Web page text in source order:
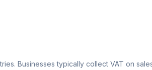
Businesses typically collect VAT on